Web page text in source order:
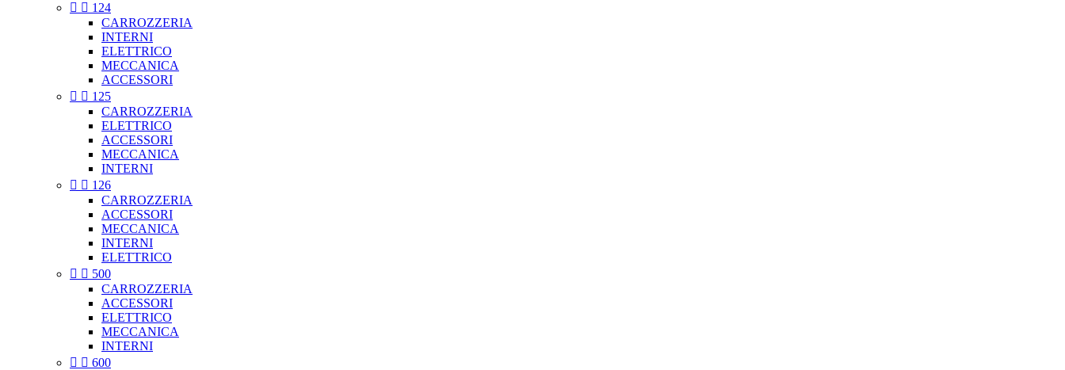
  124
CARROZZERIA
INTERNI
ELETTRICO
MECCANICA
ACCESSORI
  125
CARROZZERIA
ELETTRICO
ACCESSORI
MECCANICA
INTERNI
  126
CARROZZERIA
ACCESSORI
MECCANICA
INTERNI
ELETTRICO
  500
CARROZZERIA
ACCESSORI
ELETTRICO
MECCANICA
INTERNI
  600